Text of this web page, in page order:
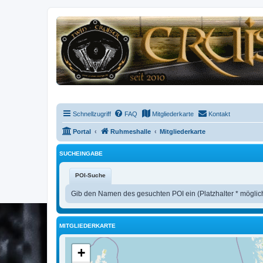
Schnellzugriff FAQ Mitgliederkarte Kontakt
Portal Ruhmeshalle Mitgliederkarte
SUCHEINGABE
POI-Suche
Gib den Namen des gesuchten POI ein (Platzhalter *
MITGLIEDERKARTE
+